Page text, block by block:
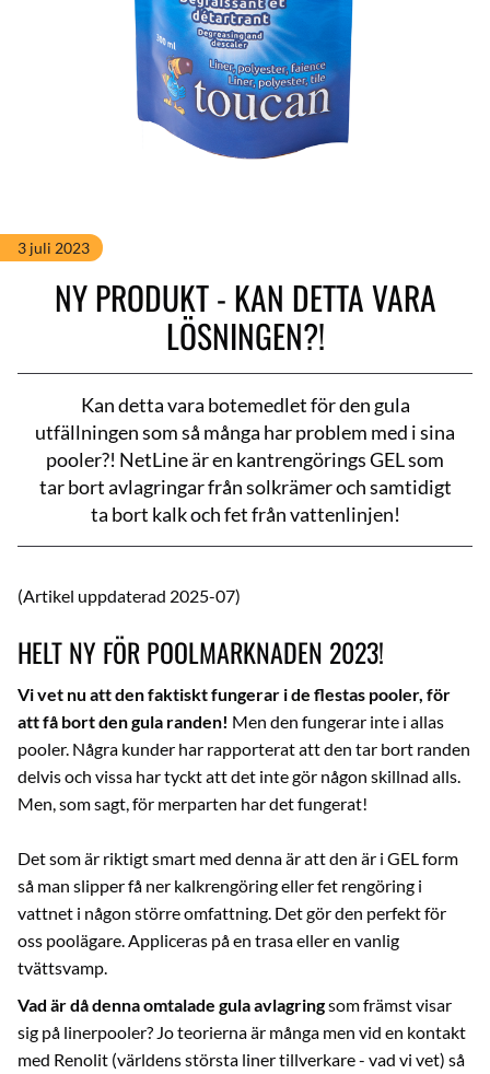
3 juli 2023
NY PRODUKT - KAN DETTA VARA
LÖSNINGEN?!
Kan detta vara botemedlet för den gula
utfällningen som så många har problem med i sina
pooler?! NetLine är en kantrengörings GEL som
tar bort avlagringar från solkrämer och samtidigt
ta bort kalk och fet från vattenlinjen!
(Artikel uppdaterad 2025-07)
HELT NY FÖR POOLMARKNADEN 2023!
Vi vet nu att den faktiskt fungerar i de flestas pooler, för
att få bort den gula randen! Men den fungerar inte i allas
pooler. Några kunder har rapporterat att den tar bort randen
delvis och vissa har tyckt att det inte gör någon skillnad alls.
Men, som sagt, för merparten har det fungerat!
Det som är riktigt smart med denna är att den är i GEL form
så man slipper få ner kalkrengöring eller fet rengöring i
vattnet i någon större omfattning. Det gör den perfekt för
oss poolägare. Appliceras på en trasa eller en vanlig
tvättsvamp.
Vad är då denna omtalade gula avlagringsom främst visar
sig på linerpooler? Jo teorierna är många men vid en kontakt
med Renolit (världens största liner tillverkare - vad vi vet) så